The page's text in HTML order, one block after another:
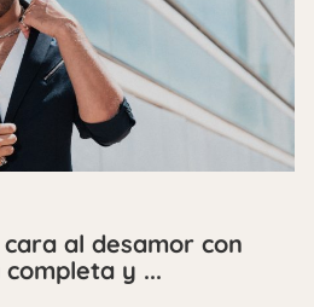
al desamor con
completa y ...